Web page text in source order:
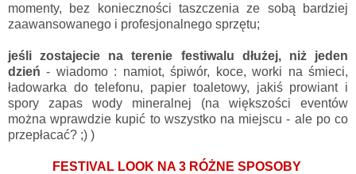
momenty, bez konieczności taszczenia ze sobą bardziej
zaawansowanego i profesjonalnego sprzętu;
jeśli zostajecie na terenie festiwalu dłużej, niż jeden
dzień - wiadomo : namiot, śpiwór, koce, worki na śmieci,
ładowarka do telefonu, papier toaletowy, jakiś prowiant i
spory zapas wody mineralnej (na większości eventów
można wprawdzie kupić to wszystko na miejscu - ale po co
przepłacać? ;) )
FESTIVAL LOOK NA 3 RÓŻNE SPOSOBY